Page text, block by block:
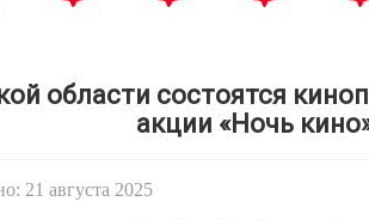
области состоятся
акции «Ночь
21 августа 2025